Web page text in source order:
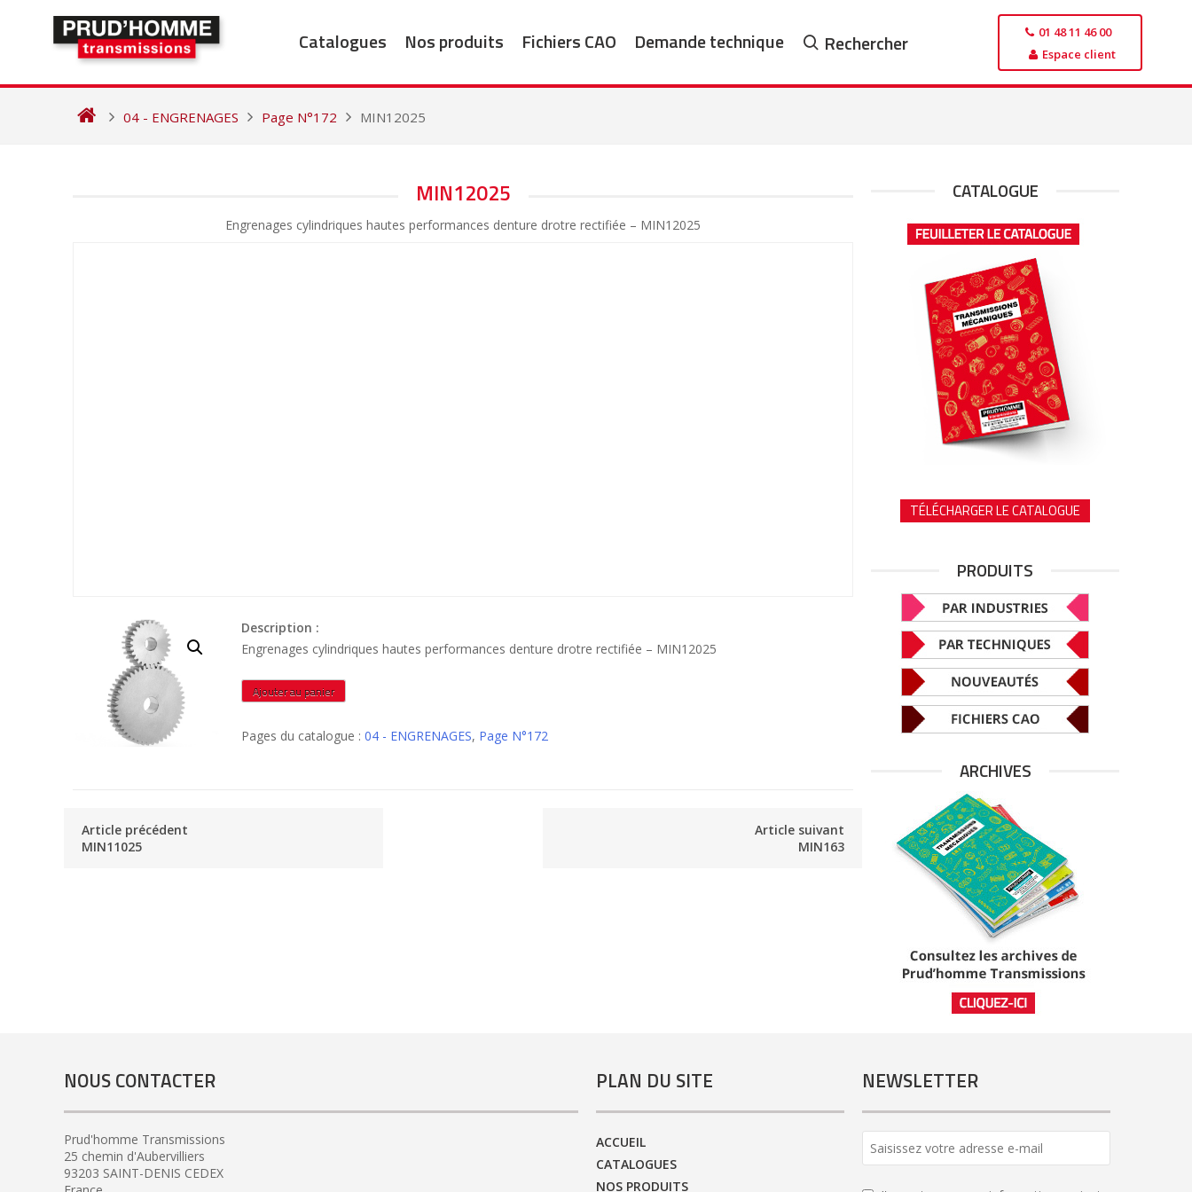
Catalogues Nos produits Fichiers CAO Demande technique Rechercher
01 48 11 46 00
Espace client
04 - ENGRENAGES Page N°172 MIN12025
MIN12025
Engrenages cylindriques hautes performances denture drotre rectifiée – MIN12025
Description :
Engrenages cylindriques hautes performances denture drotre rectifiée – MIN12025
quantité
de
Ajouter au panier
Pages du catalogue : 04 - ENGRENAGES, Page N°172
Article précédent
MIN11025
Article suivant
MIN163
CATALOGUE
TÉLÉCHARGER LE CATALOGUE
PRODUITS
ARCHIVES
NOUS CONTACTER
Prud'homme Transmissions
25 chemin d'Aubervilliers
93203 SAINT-DENIS CEDEX
PLAN DU SITE
ACCUEIL
CATALOGUES
NOS PRODUITS
NEWSLETTER